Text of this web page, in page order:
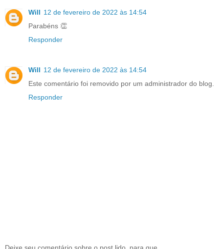
Will 12 de fevereiro de 2022 às 14:54
Parabéns 👏
Responder
Will 12 de fevereiro de 2022 às 14:54
Este comentário foi removido por um administrador do blog.
Responder